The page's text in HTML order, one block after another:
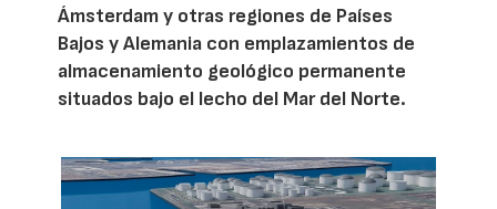
Ámsterdam y otras regiones de Países
Bajos y Alemania con emplazamientos de
almacenamiento geológico permanente
situados bajo el lecho del Mar del Norte.